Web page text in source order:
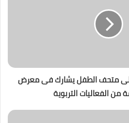
متحف الطفل يشارك فى معرض
من الفعاليات التربوية